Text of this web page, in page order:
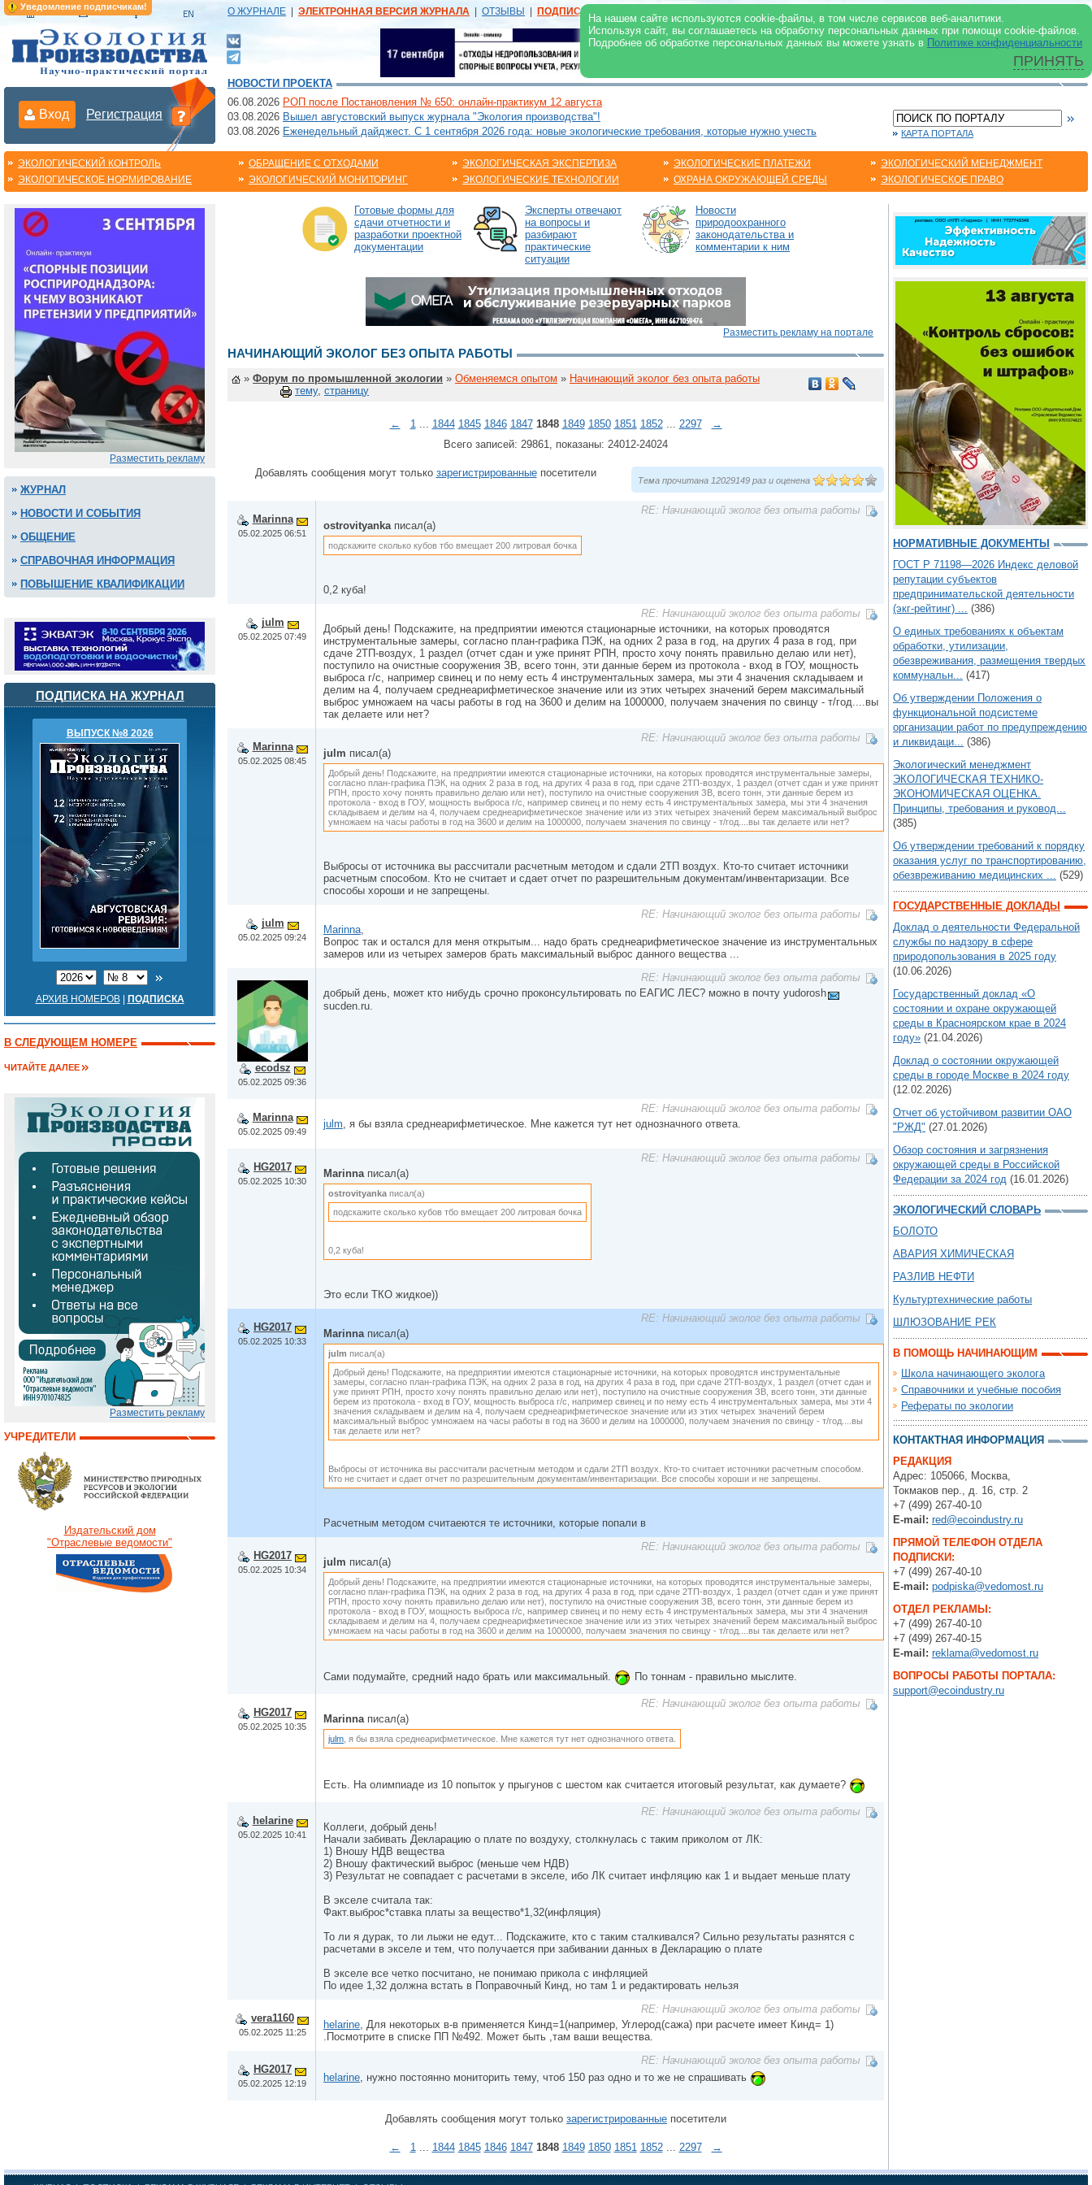
Уведомление подписчикам!
На нашем сайте используются cookie-файлы, в том числе сервисов веб-аналитики.
Используя сайт, вы соглашаетесь на обработку персональных данных при помощи cookie-файлов.
Подробнее об обработке персональных данных вы можете узнать в Политике конфиденциальности
ПРИНЯТЬ
О ЖУРНАЛЕ ЭЛЕКТРОННАЯ ВЕРСИЯ ЖУРНАЛА ОТЗЫВЫ ПОДПИСКА | В ЖУРНАЛЕ В ИНТЕРНЕТ
Вход Регистрация
НОВОСТИ ПРОЕКТА
06.08.2026 РОП после Постановления № 650: онлайн-практикум 12 августа
03.08.2026 Вышел августовский выпуск журнала "Экология производства"!
03.08.2026 Еженедельный дайджест. С 1 сентября 2026 года: новые экологические требования, которые нужно учесть КАРТА ПОРТАЛА
ЭКОЛОГИЧЕСКИЙ КОНТРОЛЬ
ЭКОЛОГИЧЕСКОЕ НОРМИРОВАНИЕ
ОБРАЩЕНИЕ С ОТХОДАМИ
ЭКОЛОГИЧЕСКИЙ МОНИТОРИНГ
ЭКОЛОГИЧЕСКАЯ ЭКСПЕРТИЗА
ЭКОЛОГИЧЕСКИЕ ТЕХНОЛОГИИ
ЭКОЛОГИЧЕСКИЕ ПЛАТЕЖИ
ОХРАНА ОКРУЖАЮЩЕЙ СРЕДЫ
ЭКОЛОГИЧЕСКИЙ МЕНЕДЖМЕНТ
ЭКОЛОГИЧЕСКОЕ ПРАВО
Разместить рекламу
ЖУРНАЛ
НОВОСТИ И СОБЫТИЯ
ОБЩЕНИЕ
СПРАВОЧНАЯ ИНФОРМАЦИЯ
ПОВЫШЕНИЕ КВАЛИФИКАЦИИ
ПОДПИСКА НА ЖУРНАЛ
ВЫПУСК №8 2026
АРХИВ НОМЕРОВ| ПОДПИСКА
В СЛЕДУЮЩЕМ НОМЕРЕ
ЧИТАЙТЕ ДАЛЕЕ
Разместить рекламу
УЧРЕДИТЕЛИ
Издательский дом
"Отраслевые ведомости"
Готовые формы для
сдачи отчетности и
разработки проектной
документации
Эксперты отвечают
на вопросы и
разбирают
практические
ситуации
Новости
природоохранного
законодательства и
комментарии к ним
Разместить рекламу на портале
НАЧИНАЮЩИЙ ЭКОЛОГ БЕЗ ОПЫТА РАБОТЫ
» Форум по промышленной экологии » Обменяемся опытом » Начинающий эколог без опыта работы
тему, страницу
← 1... 1844 1845 1846 1847 1848 1849 1850 1851 1852... 2297
→
Всего записей: 29861, показаны: 24012-24024
Тема прочитана 12029149 раз и оценена
Добавлять сообщения могут только зарегистрированныепосетители
Marinna
05.02.2025 06:51
RE: Начинающий эколог без опыта работы
ostrovityankaписал(а)
подскажите сколько кубов тбо вмещает 200 литровая бочка
0,2 куба!
julm
05.02.2025 07:49
RE: Начинающий эколог без опыта работы
Добрый день! Подскажите, на предприятии имеются стационарные источники, на которых проводятся
инструментальные замеры, согласно план-графика ПЭК, на одних 2 раза в год, на других 4 раза в год, при
сдаче 2ТП-воздух, 1 раздел (отчет сдан и уже принят РПН, просто хочу понять правильно делаю или нет),
поступило на очистные сооружения ЗВ, всего тонн, эти данные берем из протокола - вход в ГОУ, мощность
выброса г/с, например свинец и по нему есть 4 инструментальных замера, мы эти 4 значения складываем и
делим на 4, получаем среднеарифметическое значение или из этих четырех значений берем максимальный
выброс умножаем на часы работы в год на 3600 и делим на 1000000, получаем значения по свинцу - т/год....вы
так делаете или нет?
Marinna
05.02.2025 08:45
RE: Начинающий эколог без опыта работы
julm писал(а)
Добрый день! Подскажите, на предприятии имеются стационарные источники, на которых проводятся инструментальные замеры,
согласно план-графика ПЭК, на одних 2 раза в год, на других 4 раза в год, при сдаче 2ТП-воздух, 1 раздел (отчет сдан и уже принят
РПН, просто хочу понять правильно делаю или нет), поступило на очистные сооружения ЗВ, всего тонн, эти данные берем из
протокола - вход в ГОУ, мощность выброса г/с, например свинец и по нему есть 4 инструментальных замера, мы эти 4 значения
складываем и делим на 4, получаем среднеарифметическое значение или из этих четырех значений берем максимальный выброс
умножаем на часы работы в год на 3600 и делим на 1000000, получаем значения по свинцу - т/год....вы так делаете или нет?
Выбросы от источника вы рассчитали расчетным методом и сдали 2ТП воздух. Кто-то считает источники
расчетным способом. Кто не считает и сдает отчет по разрешительным документам/инвентаризации. Все
способы хороши и не запрещены.
julm
05.02.2025 09:24
RE: Начинающий эколог без опыта работы
Marinna,
Вопрос так и остался для меня открытым... надо брать среднеарифметическое значение из инструментальных
замеров или из четырех замеров брать максимальный выброс данного вещества ...
ecodsz
05.02.2025 09:36
RE: Начинающий эколог без опыта работы
добрый день, может кто нибудь срочно проконсультировать по ЕАГИС ЛЕС? можно в почту yudorosh
sucden.ru.
Marinna
05.02.2025 09:49
RE: Начинающий эколог без опыта работы
julm, я бы взяла среднеарифметическое. Мне кажется тут нет однозначного ответа.
HG2017
05.02.2025 10:30
RE: Начинающий эколог без опыта работы
Marinnaписал(а)
ostrovityanka писал(а)
подскажите сколько кубов тбо вмещает 200 литровая бочка
0,2 куба!
Это если ТКО жидкое))
HG2017
05.02.2025 10:33
RE: Начинающий эколог без опыта работы
Marinnaписал(а)
julm писал(а)
Добрый день! Подскажите, на предприятии имеются стационарные источники, на которых проводятся инструментальные
замеры, согласно план-графика ПЭК, на одних 2 раза в год, на других 4 раза в год, при сдаче 2ТП-воздух, 1 раздел (отчет сдан и
уже принят РПН, просто хочу понять правильно делаю или нет), поступило на очистные сооружения ЗВ, всего тонн, эти данные
берем из протокола - вход в ГОУ, мощность выброса г/с, например свинец и по нему есть 4 инструментальных замера, мы эти 4
значения складываем и делим на 4, получаем среднеарифметическое значение или из этих четырех значений берем
максимальный выброс умножаем на часы работы в год на 3600 и делим на 1000000, получаем значения по свинцу - т/год....вы
так делаете или нет?
Выбросы от источника вы рассчитали расчетным методом и сдали 2ТП воздух. Кто-то считает источники расчетным способом.
Кто не считает и сдает отчет по разрешительным документам/инвентаризации. Все способы хороши и не запрещены.
Расчетным методом считаеются те источники, которые попали в
HG2017
05.02.2025 10:34
RE: Начинающий эколог без опыта работы
julm писал(а)
Добрый день! Подскажите, на предприятии имеются стационарные источники, на которых проводятся инструментальные замеры,
согласно план-графика ПЭК, на одних 2 раза в год, на других 4 раза в год, при сдаче 2ТП-воздух, 1 раздел (отчет сдан и уже принят
РПН, просто хочу понять правильно делаю или нет), поступило на очистные сооружения ЗВ, всего тонн, эти данные берем из
протокола - вход в ГОУ, мощность выброса г/с, например свинец и по нему есть 4 инструментальных замера, мы эти 4 значения
складываем и делим на 4, получаем среднеарифметическое значение или из этих четырех значений берем максимальный выброс
умножаем на часы работы в год на 3600 и делим на 1000000, получаем значения по свинцу - т/год....вы так делаете или нет?
Сами подумайте, средний надо брать или максимальный. По тоннам - правильно мыслите.
HG2017
05.02.2025 10:35
RE: Начинающий эколог без опыта работы
Marinnaписал(а)
julm , я бы взяла среднеарифметическое. Мне кажется тут нет однозначного ответа.
Есть. На олимпиаде из 10 попыток у прыгунов с шестом как считается итоговый результат, как думаете?
helarine
05.02.2025 10:41
RE: Начинающий эколог без опыта работы
Коллеги, добрый день!
Начали забивать Декларацию о плате по воздуху, столкнулась с таким приколом от ЛК:
1) Вношу НДВ вещества
2) Вношу фактический выброс (меньше чем НДВ)
3) Результат не совпадает с расчетами в экселе, ибо ЛК считает инфляцию как 1 и выдает меньше плату
В экселе считала так:
Факт.выброс*ставка платы за вещество*1,32(инфляция)
То ли я дурак, то ли лыжи не едут... Подскажите, кто с таким сталкивался? Сильно результаты разнятся с
расчетами в экселе и тем, что получается при забивании данных в Декларацию о плате
В экселе все четко посчитано, не понимаю прикола с инфляцией
По идее 1,32 должна встать в Поправочный Кинд, но там 1 и редактировать нельзя
vera1160
05.02.2025 11:25
RE: Начинающий эколог без опыта работы
helarine, Для некоторых в-в применяется Кинд=1(например, Углерод(сажа) при расчете имеет Кинд= 1)
.Посмотрите в списке ПП №492. Может быть ,там ваши вещества.
HG2017
05.02.2025 12:19
RE: Начинающий эколог без опыта работы
helarine , нужно постоянно мониторить тему, чтоб 150 раз одно и то же не спрашивать
Добавлять сообщения могут только зарегистрированные посетители
← 1... 1844 1845 1846 1847 1848 1849 1850 1851 1852... 2297 →
НОРМАТИВНЫЕ ДОКУМЕНТЫ
ГОСТ Р 71198—2026 Индекс деловой
репутации субъектов
предпринимательской деятельности
(экг-рейтинг) ... (386)
О единых требованиях к объектам
обработки, утилизации,
обезвреживания, размещения твердых
коммунальн... (417)
Об утверждении Положения о
функциональной подсистеме
организации работ по предупреждению
и ликвидаци... (386)
Экологический менеджмент
ЭКОЛОГИЧЕСКАЯ ТЕХНИКО-
ЭКОНОМИЧЕСКАЯ ОЦЕНКА.
Принципы, требования и руковод...
(385)
Об утверждении требований к порядку
оказания услуг по транспортированию,
обезвреживанию медицинских ... (529)
ГОСУДАРСТВЕННЫЕ ДОКЛАДЫ
Доклад о деятельности Федеральной
службы по надзору в сфере
природопользования в 2025 году
(10.06.2026)
Государственный доклад «О
состоянии и охране окружающей
среды в Красноярском крае в 2024
году» (21.04.2026)
Доклад о состоянии окружающей
среды в городе Москве в 2024 году
(12.02.2026)
Отчет об устойчивом развитии ОАО
"РЖД" (27.01.2026)
Обзор состояния и загрязнения
окружающей среды в Российской
Федерации за 2024 год (16.01.2026)
ЭКОЛОГИЧЕСКИЙ СЛОВАРЬ
БОЛОТО
АВАРИЯ ХИМИЧЕСКАЯ
РАЗЛИВ НЕФТИ
Культуртехнические работы
ШЛЮЗОВАНИЕ РЕК
В ПОМОЩЬ НАЧИНАЮЩИМ
Школа начинающего эколога
Справочники и учебные пособия
Рефераты по экологии
КОНТАКТНАЯ ИНФОРМАЦИЯ
РЕДАКЦИЯ
Адрес: 105066, Москва,
Токмаков пер., д. 16, стр. 2
+7 (499) 267-40-10
E-mail: red@ecoindustry.ru
ПРЯМОЙ ТЕЛЕФОН ОТДЕЛА
ПОДПИСКИ:
+7 (499) 267-40-10
E-mail: podpiska@vedomost.ru
ОТДЕЛ РЕКЛАМЫ:
+7 (499) 267-40-10
+7 (499) 267-40-15
E-mail: reklama@vedomost.ru
ВОПРОСЫ РАБОТЫ ПОРТАЛА:
support@ecoindustry.ru